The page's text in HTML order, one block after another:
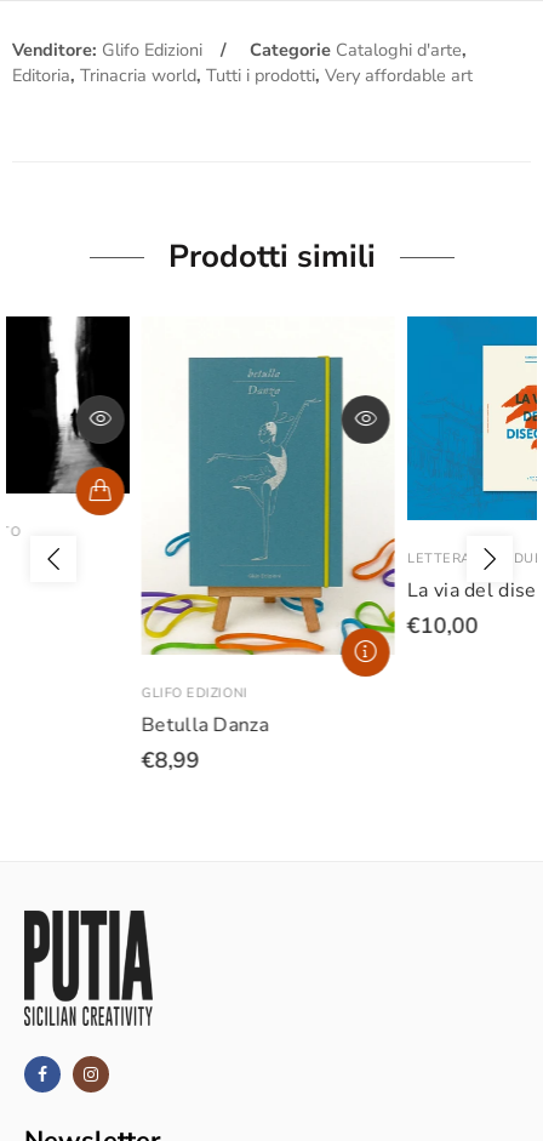
Venditore: Glifo Edizioni Categorie Cataloghi d'arte,
Editoria, Trinacria world, Tutti i prodotti, Very affordable art
Prodotti simili
LETTERAVENTIDUE
La via del disegno
€10,00